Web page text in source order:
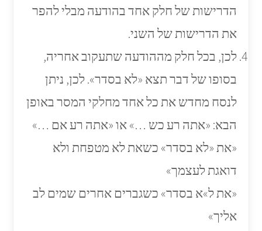
הדרישות של חלק אחד בהודעה מבלי להפר
את הדרישות של השני.
לכן, בכל חלק מההודעה שתעקוב אחריה,
בסופו של דבר תצא «לא בסדר». לכן, ניתן
לנסח מחדש את כל אחד מחלקי המסר באופן
הבא: «אתה רע כש …» או «אתה רע אם …»
«את «לא בסדר» כשאת לא מטפחת ולא
דואגת לעצמך»
«את ל»א בסדר» כשגברים אחרים שמים לב
אליך»